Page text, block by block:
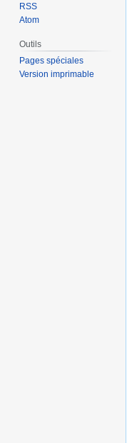
RSS
Atom
Outils
Pages spéciales
Version imprimable